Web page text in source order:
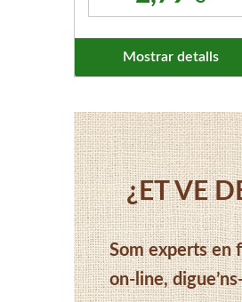
Mostrar detalls
¿ET VE
Som experts en
on-line,